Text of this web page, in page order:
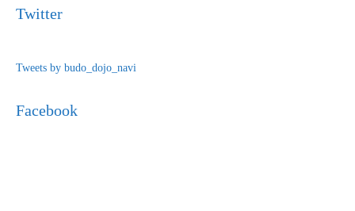
Twitter
Tweets by budo_dojo_navi
Facebook